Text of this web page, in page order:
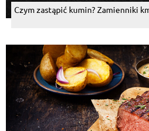
Czym zastąpić kumin? Zamienniki